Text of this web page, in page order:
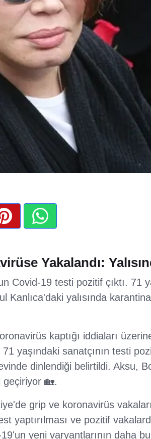
Yakalandı:
Covid-19 testi pozitif çıktı. 71
Kanlıca'daki yalısında
kaptığı iddiaları
yaşındaki sanatçının testi
dinlendiği belirtildi. Aksu,
geçiriyor 🏡.
grip ve koronavirüs
yaptırılması ve pozitif
yeni varyantlarının daha